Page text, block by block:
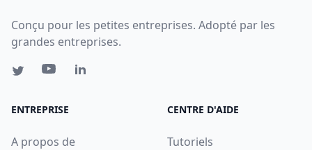
Conçu pour les petites entreprises. Adopté par les
grandes entreprises.
ENTREPRISE
A propos de
CENTRE D'AIDE
Tutoriels